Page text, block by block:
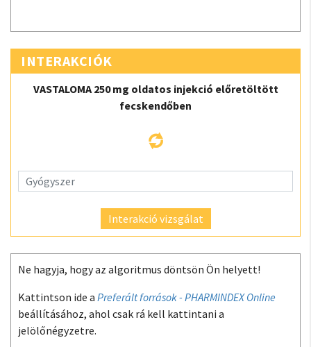
INTERAKCIÓK
VASTALOMA 250 mg oldatos injekció előretöltött
fecskendőben
Interakció vizsgálat
Ne hagyja, hogy az algoritmus döntsön Ön helyett!
Kattintson ide a Preferált források - PHARMINDEX Online
beállításához, ahol csak rá kell kattintani a
jelölőnégyzetre.